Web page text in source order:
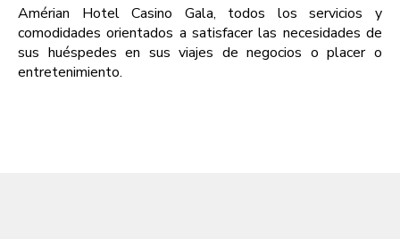
Amérian Hotel Casino Gala, todos los servicios y
comodidades orientados a satisfacer las necesidades de
sus huéspedes en sus viajes de negocios o placer o
entretenimiento.